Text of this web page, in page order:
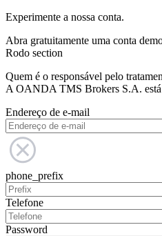
Experimente a nossa conta.
Abra gratuitamente uma conta
Rodo section
Quem é o responsável pelo
A OANDA TMS Brokers S.A. está
Endereço de e-mail
phone_prefix
Telefone
Password